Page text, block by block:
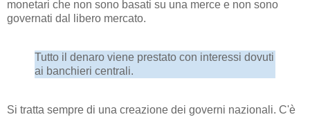
monetari che non sono basati su una merce e non sono
governati dal libero mercato.
Tutto il denaro viene prestato con interessi dovuti
ai banchieri centrali.
Si tratta sempre di una creazione dei governi nazionali. C'è